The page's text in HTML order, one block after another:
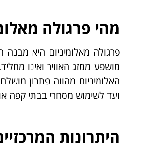
מהי פרגולה
פרגולה מאלומיניום היא מבנה
מושפע ממזג האוויר ואינו
האלומיניום מהווה פתרון
ועד לשימוש מסחרי בבתי קפה
היתרונות